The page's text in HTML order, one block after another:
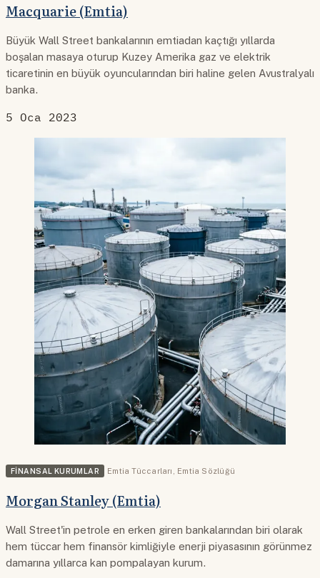
Macquarie (Emtia)
Büyük Wall Street bankalarının emtiadan kaçtığı yıllarda
boşalan masaya oturup Kuzey Amerika gaz ve elektrik
ticaretinin en büyük oyuncularından biri haline gelen Avustralyalı
banka.
5 Oca 2023
FINANSAL KURUMLAR Emtia Tüccarları Emtia Sözlüğü
Morgan Stanley (Emtia)
Wall Street'in petrole en erken giren bankalarından biri olarak
hem tüccar hem finansör kimliğiyle enerji piyasasının görünmez
damarına yıllarca kan pompalayan kurum.